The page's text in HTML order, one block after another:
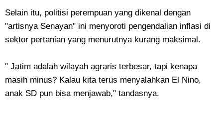
Selain itu, politisi perempuan yang dikenal dengan
"artisnya Senayan" ini menyoroti pengendalian inflasi di
sektor pertanian yang menurutnya kurang maksimal.
" Jatim adalah wilayah agraris terbesar, tapi kenapa
masih minus? Kalau kita terus menyalahkan El Nino,
anak SD pun bisa menjawab," tandasnya.